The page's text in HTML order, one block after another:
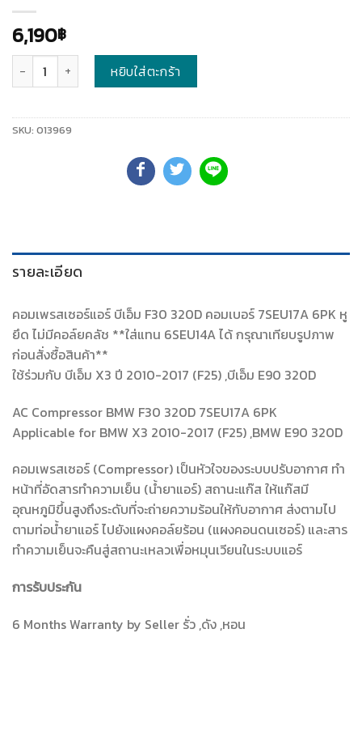
6,190฿
หยิบใส่ตะกร้า
SKU: 013969
รายละเอียด
คอมเพรสเซอร์แอร์ บีเอ็ม F30 320D คอมเบอร์ 7SEU17A 6PK หู
ยึด ไม่มีคอล์ยคลัช **ใส่แทน 6SEU14A ได้ กรุณาเทียบรูปภาพ
ก่อนสั่งซื้อสินค้า**
ใช้ร่วมกับ บีเอ็ม X3 ปี 2010-2017 (F25) ,บีเอ็ม E90 320D
AC Compressor BMW F30 320D 7SEU17A 6PK
Applicable for BMW X3 2010-2017 (F25) ,BMW E90 320D
คอมเพรสเซอร์ (Compressor) เป็นหัวใจของระบบปรับอากาศ ทำ
หน้าที่อัดสารทำความเย็น (น้ำยาแอร์) สถานะแก๊ส ให้แก๊สมี
อุณหภูมิขึ้นสูงถึงระดับที่จะถ่ายความร้อนให้กับอากาศ ส่งตามไป
ตามท่อน้ำยาแอร์ ไปยังแผงคอล์ยร้อน (แผงคอนดนเซอร์) และสาร
ทำความเย็นจะคืนสู่สถานะเหลวเพื่อหมุนเวียนในระบบแอร์
การรับประกัน
6 Months Warranty by Seller รั่ว ,ดัง ,หอน